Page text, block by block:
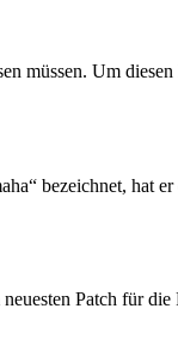
müssen. Um
bezeichnet, hat er
Patch für